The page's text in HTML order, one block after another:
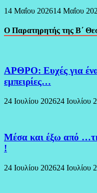
14 Μαΐου 202614 Μαΐου
Ο Παρατηρητής της Β΄
ΑΡΘΡΟ: Ευχές για ένα
εμπειρίες…
24 Ιουλίου 202624 Ιουλίου
Μέσα και έξω από
!
24 Ιουλίου 202624 Ιουλίου